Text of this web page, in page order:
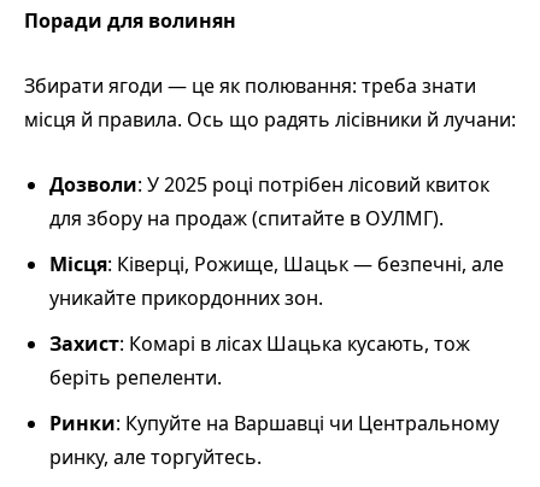
Поради для волинян
Збирати ягоди — це як полювання: треба знати
місця й правила. Ось що радять лісівники й лучани:
Дозволи: У 2025 році потрібен лісовий квиток
для збору на продаж (спитайте в ОУЛМГ).
Місця: Ківерці, Рожище, Шацьк — безпечні, але
уникайте прикордонних зон.
Захист: Комарі в лісах Шацька кусають, тож
беріть репеленти.
Ринки: Купуйте на Варшавці чи Центральному
ринку, але торгуйтесь.